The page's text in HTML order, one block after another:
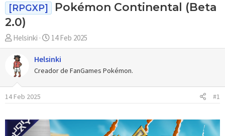
[RPGXP]
Pokémon Continental (Beta
2.0)
A
u
t
o
r
Helsinki
F
e
c
h
d
n
i
14 Feb 2025
Helsinki
Creador de FanGames Pokémon.
14 Feb 2025 #1